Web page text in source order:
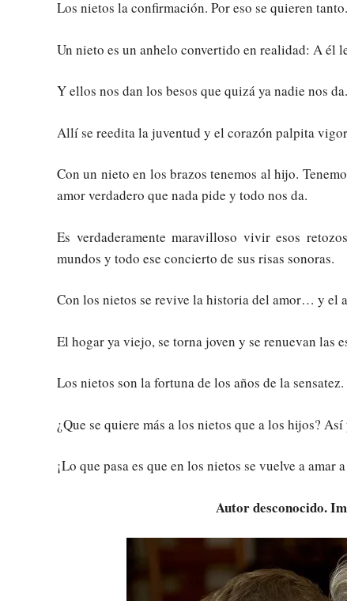
Los nietos la confirmación. Por eso se quieren
Un nieto es un anhelo convertido en realidad: A él
Y ellos nos dan los besos que quizá ya nadie nos da.
Allí se reedita la juventud y el corazón palpita
Con un nieto en los brazos tenemos al hijo.
amor verdadero que nada pide y todo nos da.
Es verdaderamente maravilloso vivir esos
mundos y todo ese concierto de sus risas sonoras.
Con los nietos se revive la historia del amor… y el
El hogar ya viejo, se torna joven y se renuevan las
Los nietos son la fortuna de los años de la sensatez.
¿Que se quiere más a los nietos que a los hijos? Así
¡Lo que pasa es que en los nietos se vuelve a amar
Autor desconocido.